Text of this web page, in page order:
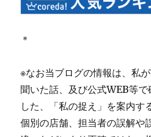
＊
※なお当ブログの情報は、私
聞いた話、及び公式WEB等
した、「私の捉え」を案内す
個別の店舗、担当者の誤解や